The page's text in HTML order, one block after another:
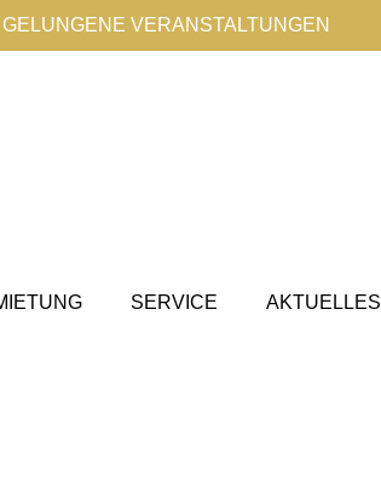
VERANSTALTUNGEN
SERVICE AKTUELLES